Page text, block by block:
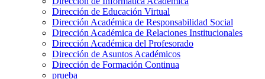
Dirección de Educación Virtual
Dirección Académica de Responsabilidad Social
Dirección Académica de Relaciones Institucionales
Dirección Académica del Profesorado
Dirección de Asuntos Académicos
Dirección de Formación Continua
prueba